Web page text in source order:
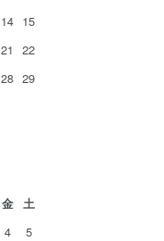
14 15
21
22
28 29
金
土
4
5